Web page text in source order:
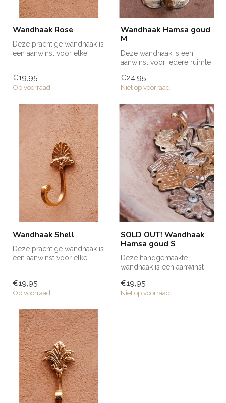
Wandhaak Rose
Deze prachtige wandhaak is
een aanwinst voor elke
€19,95
Op voorraad
Wandhaak Hamsa goud
M
Deze wandhaak is een
aanwinst voor iedere ruimte
keuken...
€24,95
Niet op voorraad
Wandhaak Shell
Deze prachtige wandhaak is
een aanwinst voor elke
€19,95
Op voorraad
SOLD OUT! Wandhaak
Hamsa goud S
Deze handgemaakte
wandhaak is een aanwinst
de bad...
€19,95
Niet op voorraad